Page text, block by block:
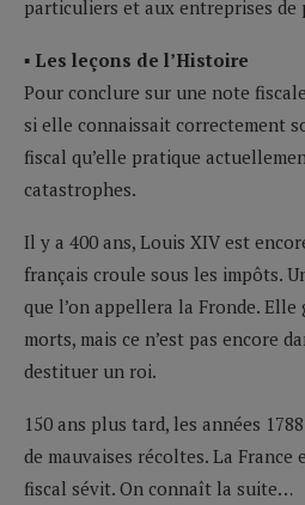
particuliers et aux entreprises de
▪ Les leçons de l’Histoire
Pour conclure sur une note
si elle connaissait correctement
fiscal qu’elle pratique
catastrophes.
Il y a 400 ans, Louis XIV est
français croule sous les impôts.
que l’on appellera la Fronde. Elle
morts, mais ce n’est pas encore
destituer un roi.
150 ans plus tard, les années
de mauvaises récoltes. La
fiscal sévit. On connaît la suite…